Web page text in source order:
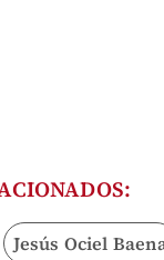
Jesús Ociel